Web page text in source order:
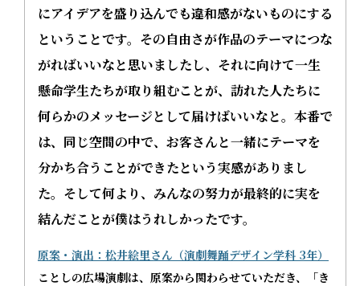
にアイデアを盛り込んでも違和感がないものにする
ということです。その自由さが作品のテーマにつな
がればいいなと思いましたし、それに向けて一生
懸命学生たちが取り組むことが、訪れた人たちに
何らかのメッセージとして届けばいいなと。本番で
は、同じ空間の中で、お客さんと一緒にテーマを
分かち合うことができたという実感がありまし
た。そして何より、みんなの努力が最終的に実を
結んだことが僕はうれしかったです。
原案・演出：松井絵里さん（演劇舞踊デザイン学科 3年）
ことしの広場演劇は、原案から関わらせていただき、「き